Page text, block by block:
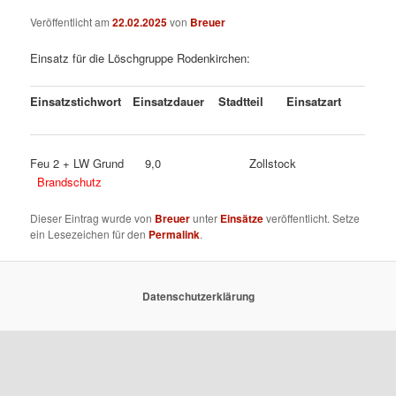
Veröffentlicht am22.02.2025von Breuer
Einsatz für die Löschgruppe Rodenkirchen:
Einsatzstichwort Einsatzdauer Stadtteil Einsatzart
Feu 2 + LW Grund 9,0 Zollstock
Brandschutz
Dieser Eintrag wurde von Breuerunter Einsätzeveröffentlicht. Setze
ein Lesezeichen für den Permalink.
Datenschutzerklärung